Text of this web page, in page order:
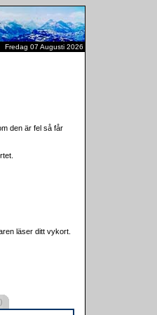
Fredag 07 Augusti 2026
den är fel så får
läser ditt vykort.